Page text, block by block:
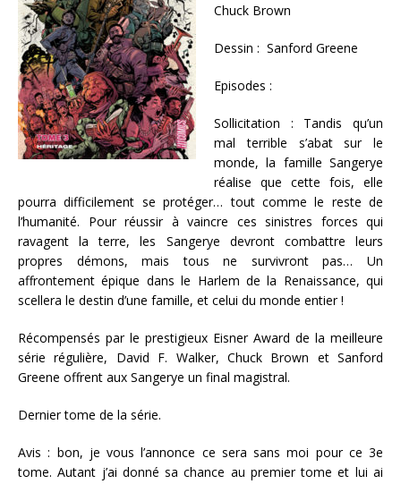
Chuck Brown
Dessin : Sanford Greene
Episodes :
Sollicitation : Tandis qu’un
mal terrible s’abat sur le
monde, la famille Sangerye
réalise que cette fois, elle
pourra difficilement se protéger… tout comme le reste de
l’humanité. Pour réussir à vaincre ces sinistres forces qui
ravagent la terre, les Sangerye devront combattre leurs
propres démons, mais tous ne survivront pas… Un
affrontement épique dans le Harlem de la Renaissance, qui
scellera le destin d’une famille, et celui du monde entier !
Récompensés par le prestigieux Eisner Award de la meilleure
série régulière, David F. Walker, Chuck Brown et Sanford
Greene offrent aux Sangerye un final magistral.
Dernier tome de la série.
Avis : bon, je vous l’annonce ce sera sans moi pour ce 3e
tome. Autant j’ai donné sa chance au premier tome et lui ai